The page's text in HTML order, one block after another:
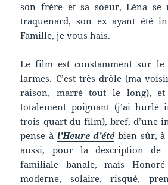
son frère et sa soeur, Léna se
traquenard, son ex ayant été
Famille, je vous hais.
Le film est constamment sur
larmes. C’est très drôle (ma
raison, marré tout le long), et
totalement poignant (j’ai hurlé
trois quart du film), bref, d’une
pense à l’Heure d’été bien sûr, à
aussi, pour la description de
familiale banale, mais
moderne, solaire, risqué,